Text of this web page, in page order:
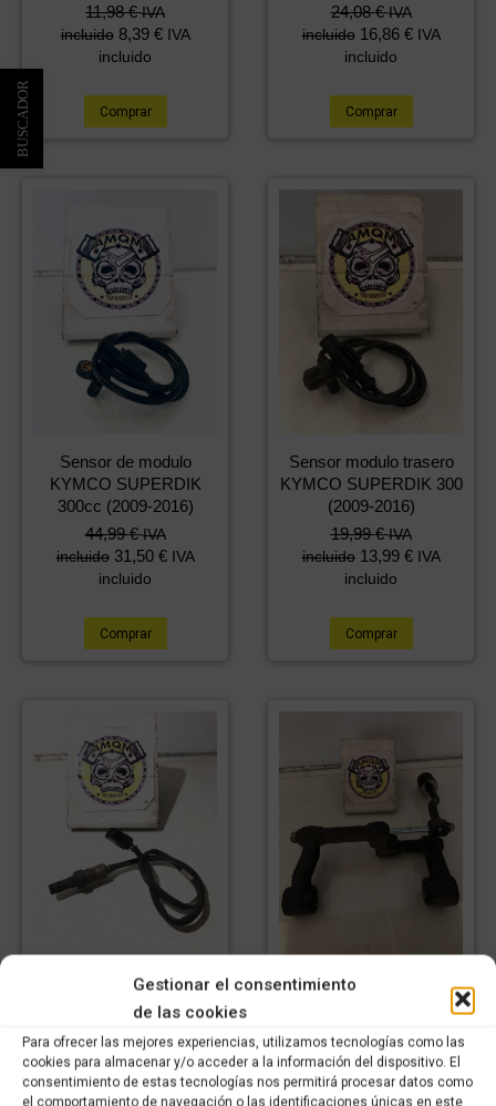
Gestionar el consentimiento
de las cookies
Para ofrecer las mejores experiencias, utilizamos tecnologías como las
cookies para almacenar y/o acceder a la información del dispositivo. El
consentimiento de estas tecnologías nos permitirá procesar datos como
el comportamiento de navegación o las identificaciones únicas en este
11,98€ IVA
incluido 8,39 € IVA
incluido
Comprar
24,08€ IVA
incluido 16,86 € IVA
incluido
Comprar
Sensor de modulo
KYMCO SUPERDIK
300cc (2009-2016)
44,99€ IVA
incluido 31,50 € IVA
incluido
Comprar
Sensor modulo trasero
KYMCO SUPERDIK 300
(2009-2016)
19,99€ IVA
incluido 13,99 € IVA
incluido
Comprar
Sonda lambda KYMCO
SUPERDIK 300 (2009-
29,99€ IVA
incluido 20,99€ IVA
incluido
Soporte motor KYMCO
SUPERDIK 300 (2009-
59,99 € IVA
incluido 42,00€ IVA
incluido